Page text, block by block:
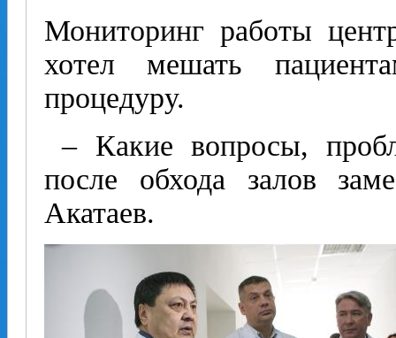
Мониторинг работы
хотел мешать
процедуру.
– Какие вопросы,
после обхода залов
Акатаев.